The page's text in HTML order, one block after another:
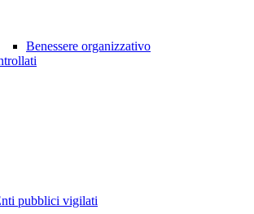
Benessere organizzativo
pubblici vigilati